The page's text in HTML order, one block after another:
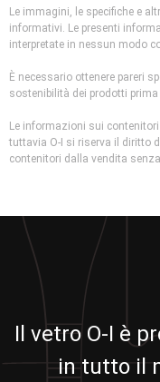
Le immagini, le specifiche e
informativi. Le presenti
interpretate in nessun modo
È necessario ottenere pareri
sostenibilità dei prodotti
Le informazioni sui
tuttavia O-I si riserva il diritto
contenitori dalla vendita
Il vetro O-I è
in tutto il